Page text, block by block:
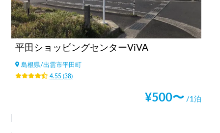
平田ショッピングセンターViVA
島根県/出雲市平田町
4.55(38)
¥500〜 /1泊